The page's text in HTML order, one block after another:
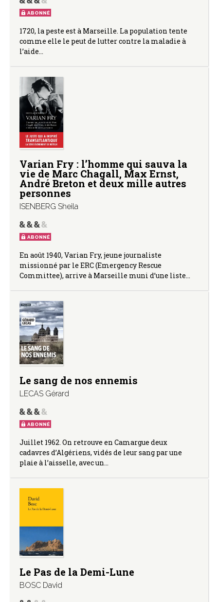
ABONNÉ
1720, la peste est à Marseille. La population tente
comme elle le peut de lutter contre la maladie à
l’aide…
Varian Fry : l’homme qui sauva la
vie de Marc Chagall, Max Ernst,
André Breton et deux mille autres
personnes
ISENBERG Sheila
ABONNÉ
En août 1940, Varian Fry, jeune journaliste
missionné par le ERC (Emergency Rescue
Committee), arrive à Marseille muni d’une liste…
Le sang de nos ennemis
LECAS Gérard
ABONNÉ
Juillet 1962. On retrouve en Camargue deux
cadavres d’Algériens, vidés de leur sang par une
plaie à l’aisselle, avec un…
Le Pas de la Demi-Lune
BOSC David